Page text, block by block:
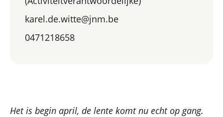
karel.de.witte@jnm.be
0471218658
Het is begin april, de lente komt nu echt op gang.